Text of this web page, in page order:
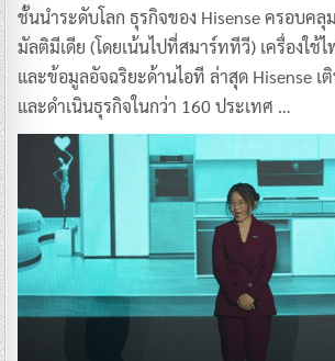
ชั้นนำระดับโลก ธุรกิจของ Hisense ครอบค
มัลติมีเดีย (โดยเน้นไปที่สมาร์ททีวี) เครื่องใช้
และข้อมูลอัจฉริยะด้านไอที ล่าสุด Hisense เติ
และดำเนินธุรกิจในกว่า 160 ประเทศ …